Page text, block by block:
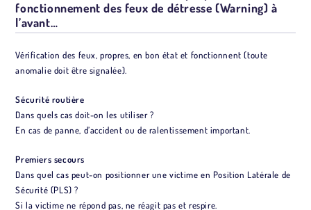
fonctionnement des feux de détresse (Warning) à
l’avant…
Vérification des feux, propres, en bon état et fonctionnent (toute
anomalie doit être signalée).
Sécurité routière
Dans quels cas doit-on les utiliser ?
En cas de panne, d’accident ou de ralentissement important.
Premiers secours
Dans quel cas peut-on positionner une victime en Position Latérale de
Sécurité (PLS) ?
Si la victime ne répond pas, ne réagit pas et respire.